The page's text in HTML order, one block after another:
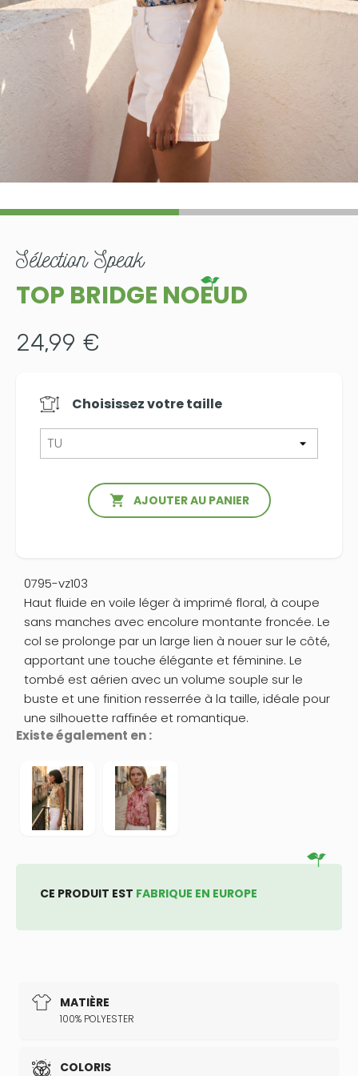
sélectionSpeak
TOP BRIDGE NOEUD
24,99 €
Choisissez votretaille
 AJOUTER AU PANIER
MATIÈRE
100% POLYESTER
COLORIS
CE PRODUIT EST FABRIQUE EN EUROPE
Existe également en :
0795-vz103
Haut fluide en voile léger à imprimé floral, à coupe
sans manches avec encolure montante froncée. Le
col se prolonge par un large lien à nouer sur le côté,
apportant une touche élégante et féminine. Le
tombé est aérien avec un volume souple sur le
buste et une finition resserrée à la taille, idéale pour
une silhouette raffinée et romantique.